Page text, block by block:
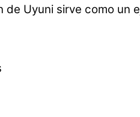
Uyuni sirve como un